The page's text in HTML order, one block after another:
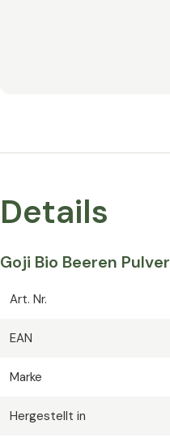
Details
Goji Bio Beeren Pulver
Art. Nr.
EAN
Marke
Hergestellt in